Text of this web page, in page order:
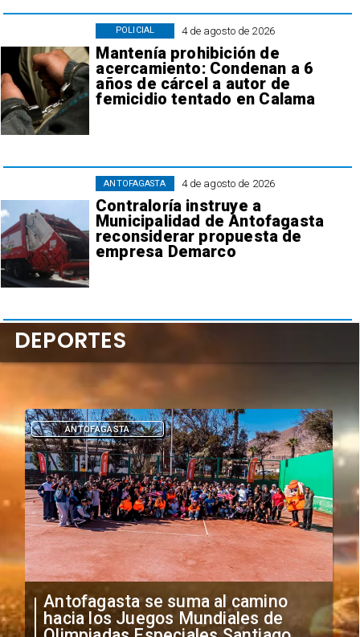
4 de agosto de 2026
Mantenía prohibición de
acercamiento: Condenan a 6
años de cárcel a autor de
femicidio tentado en Calama
POLICIAL
4 de agosto de 2026
Contraloría instruye a
Municipalidad de Antofagasta
reconsiderar propuesta de
empresa Demarco
ANTOFAGASTA
"Falta de profesionalismo": Sifup
anuncia medidas por situación
DEPORTES
DEPORTES